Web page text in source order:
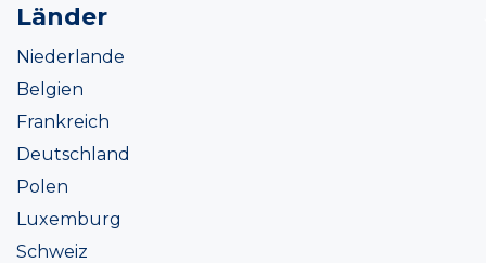
Länder
Niederlande
Belgien
Frankreich
Deutschland
Polen
Luxemburg
Schweiz